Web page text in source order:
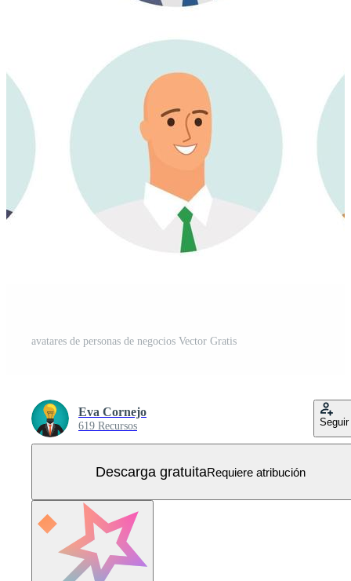
avatares de personas de negocios Vector Gratis
Eva Cornejo
619 Recursos Seguir
Descarga gratuitaRequiere atribución